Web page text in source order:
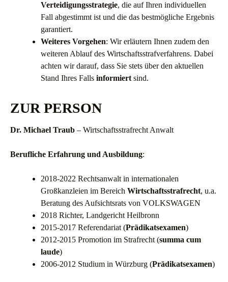
Verteidigungsstrategie, die auf Ihren individuellen
Fall abgestimmt ist und die das bestmögliche Ergebnis
garantiert.
Weiteres Vorgehen: Wir erläutern Ihnen zudem den
weiteren Ablauf des Wirtschaftsstrafverfahrens. Dabei
achten wir darauf, dass Sie stets über den aktuellen
Stand Ihres Falls informiert sind.
ZUR PERSON
Dr. Michael Traub – Wirtschaftsstrafrecht Anwalt
Berufliche Erfahrung und Ausbildung:
2018-2022 Rechtsanwalt in internationalen
Großkanzleien im Bereich Wirtschaftsstrafrecht, u.a.
Beratung des Aufsichtsrats von VOLKSWAGEN
2018 Richter, Landgericht Heilbronn
2015-2017 Referendariat (Prädikatsexamen)
2012-2015 Promotion im Strafrecht (summa cum
laude)
2006-2012 Studium in Würzburg (Prädikatsexamen)